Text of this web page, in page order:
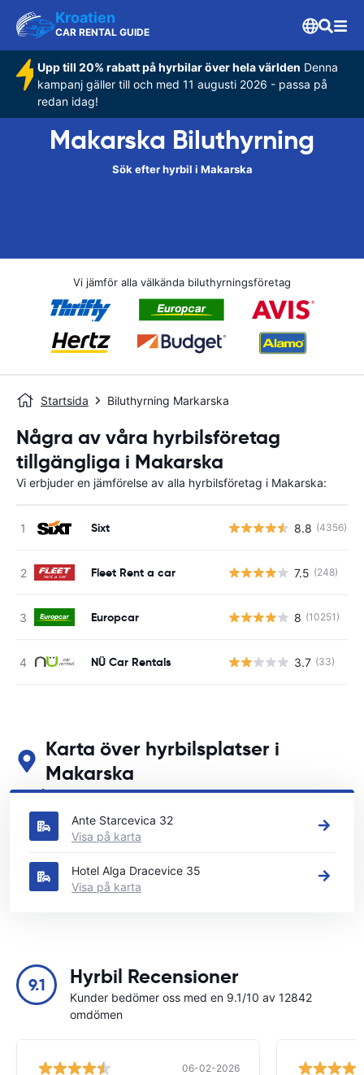
Kroatien
CAR RENTAL GUIDE
Upp till 20% rabatt på hyrbilar över hela världen Denna
kampanj gäller till och med 11 augusti 2026 - passa på
redan idag!
Makarska Biluthyrning
Sök efter hyrbil i Makarska
Vi jämför alla välkända biluthyrningsföretag
Startsida Biluthyrning Markarska
Några av våra hyrbilsföretag
tillgängliga i Makarska
Vi erbjuder en jämförelse av alla hyrbilsföretag i Makarska:
Sixt 8.8 (4356)
Fleet Rent a car 7.5 (248)
Europcar 8 (10251)
NÜ Car Rentals 3.7 (33)
Karta över hyrbilsplatser i
Makarska
Se våra huvudsakliga biluthyrningsplatser i Makarska
Ante Starcevica 32
Visa på karta
Hotel Alga Dracevice 35
Visa på karta
9.1 Hyrbil Recensioner
Kunder bedömer oss med en 9.1/10 av 12842
omdömen
06-02-2026